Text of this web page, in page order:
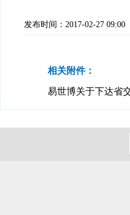
发布时间：2017-02-27 09:00
相关附件：
易世博关于下达省